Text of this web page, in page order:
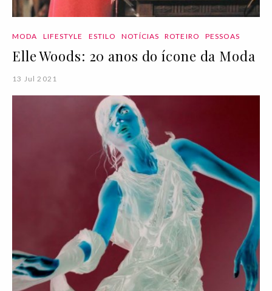
MODA LIFESTYLE ESTILO NOTÍCIAS ROTEIRO PESSOAS
Elle Woods: 20 anos do ícone da Moda
13 Jul 2021